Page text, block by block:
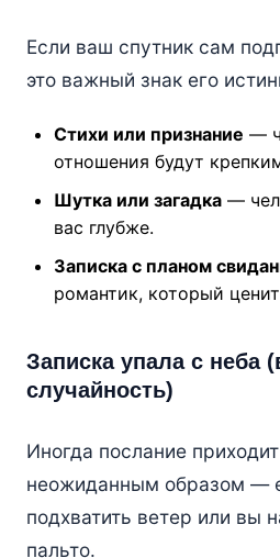
Если ваш спутник сам
это важный знак его
Стихи или признание —
отношения будут
Шутка или загадка—
вас глубже.
Записка с планом
романтик, который
Записка упала с неба
случайность)
Иногда послание
неожиданным образом —
подхватить ветер или вы
пальто.